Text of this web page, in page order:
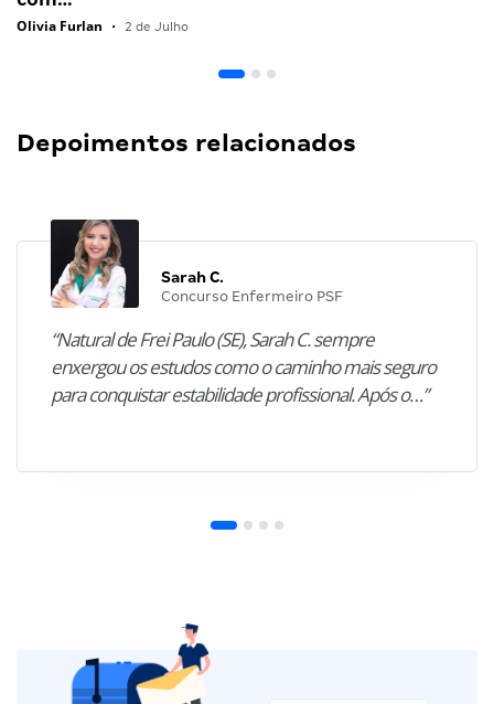
Olivia Furlan • 2 de Julho
Depoimentos relacionados
Sarah C.
Concurso Enfermeiro PSF
“Natural de Frei Paulo (SE), Sarah C. sempre
enxergou os estudos como o caminho mais seguro
para conquistar estabilidade profissional. Após o…”